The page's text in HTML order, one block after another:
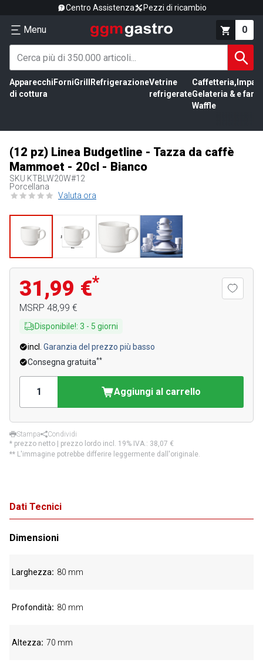
Centro Assistenza Pezzi di ricambio
Menu 0
Apparecchi
di cottura
ForniGrill RefrigerazioneVetrine
refrigerate
Caffetteria,
Gelateria &
Waffle
e
(12 pz) Linea Budgetline - Tazza da caffè
Mammoet - 20cl - Bianco
SKU KTBLW20W#12
Porcellana
Valuta ora
31,99 €*
MSRP 48,99 €
Disponibile!: 3 - 5 giorni
incl. Garanzia del prezzo più basso
Consegna gratuita**
Aggiungi al carrello
Stampa
Condividi
* prezzo netto | prezzo lordo incl. 19% IVA.: 38,07 €
** L'immagine potrebbe differire leggermente dall'originale.
Dati Tecnici
Dimensioni
Larghezza 80 mm
Profondità 80 mm
Altezza 70 mm